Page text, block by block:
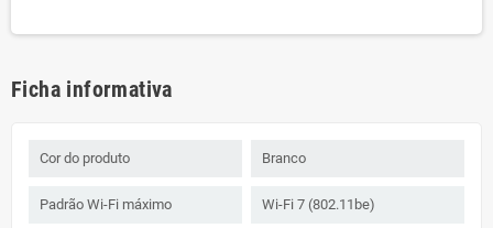
Ficha informativa
Cor do produto Branco
Padrão Wi-Fi máximo Wi-Fi 7 (802.11be)